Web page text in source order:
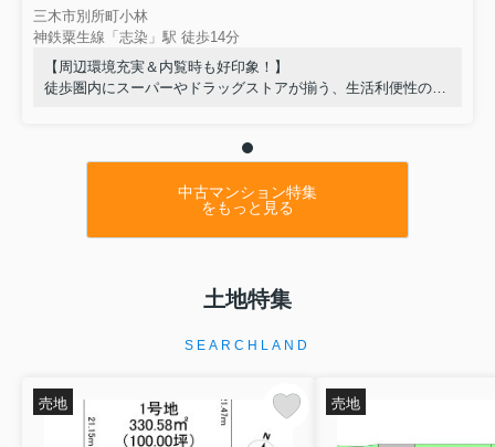
三木市別所町小林
神鉄粟生線「志染」駅 徒歩14分
【周辺環境充実＆内覧時も好印象！】
徒歩圏内にスーパーやドラッグストアが揃う、生活利便性の高
ニング済みのため、内覧時はすっきりとした清潔感のある空間
ご自身好みの内装に仕上げるベースとしても最適な、ポテンシ
中古マンション特集
をもっと見る
土地特集
SEARCHLAND
売地 売地